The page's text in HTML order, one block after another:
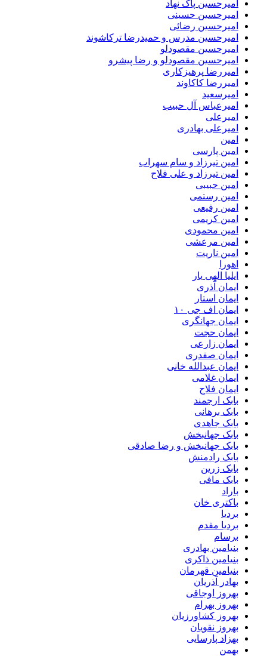
امیرحسین پاک نهاد
امیرحسین حسینی
امیرحسین رضائی
امیرحسین مدرس و حمیدرضا ترکاشوند
امیرحسین مقصودلو
امیرحسین مقصودلو و رضا پیشرو
امیررضا پرهیزکاری
امیررضا کاکاوند
امیرسعید
امیرعباس آل حبیب
امیرعلی
امیرعلی بهادری
امین
امین پارسی
امین تیرزاد و سام سهراب
امین تیرزاد و علی فلاح
امین حبیبی
امین رستمی
امین رفیعی
امین کریمی
امین محمودی
امین مرعشی
امین ناریت
اهورا
ایلیا الهی یار
ایمان آذری
ایمان استار
ایمان اف جی ۱۰
ایمان جهانگری
ایمان حجت
ایمان زارعی
ایمان صفدری
ایمان عبدالله خانی
ایمان غلامی
ایمان فلاح
بابک ارجمند
بابک برهانی
بابک جاهدی
بابک جهانبخش
بابک جهانبخش و رضا صادقی
بابک رادمنش
بابک زرین
بابک مافی
باراد
باکتری خان
بردیا
بردیا مقدم
برسام
بنیامین بهادری
بنیامین ذاکری
بنیامین قهرمان
بهادر آذریان
بهروز اوجاقی
بهروز بهرام
بهروز کشاورزیان
بهروز نقویان
بهزاد پارسایی
بهمن